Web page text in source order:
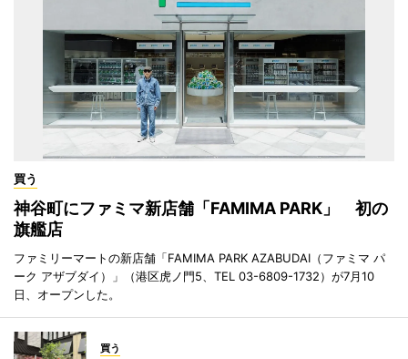
買う
神谷町にファミマ新店舗「FAMIMA PARK」 初の
旗艦店
ファミリーマートの新店舗「FAMIMA PARK AZABUDAI（ファミマ パ
ーク アザブダイ）」（港区虎ノ門5、TEL 03-6809-1732）が7月10
日、オープンした。
買う